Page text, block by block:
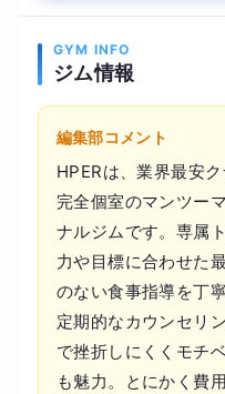
GYM INFO
ジム情報
編集部コメント
HPERは、業界最安
完全個室のマンツー
ナルジムです。専属
力や目標に合わせた
のない食事指導を丁
定期的なカウンセリ
で挫折しにくくモチ
も魅力。とにかく費